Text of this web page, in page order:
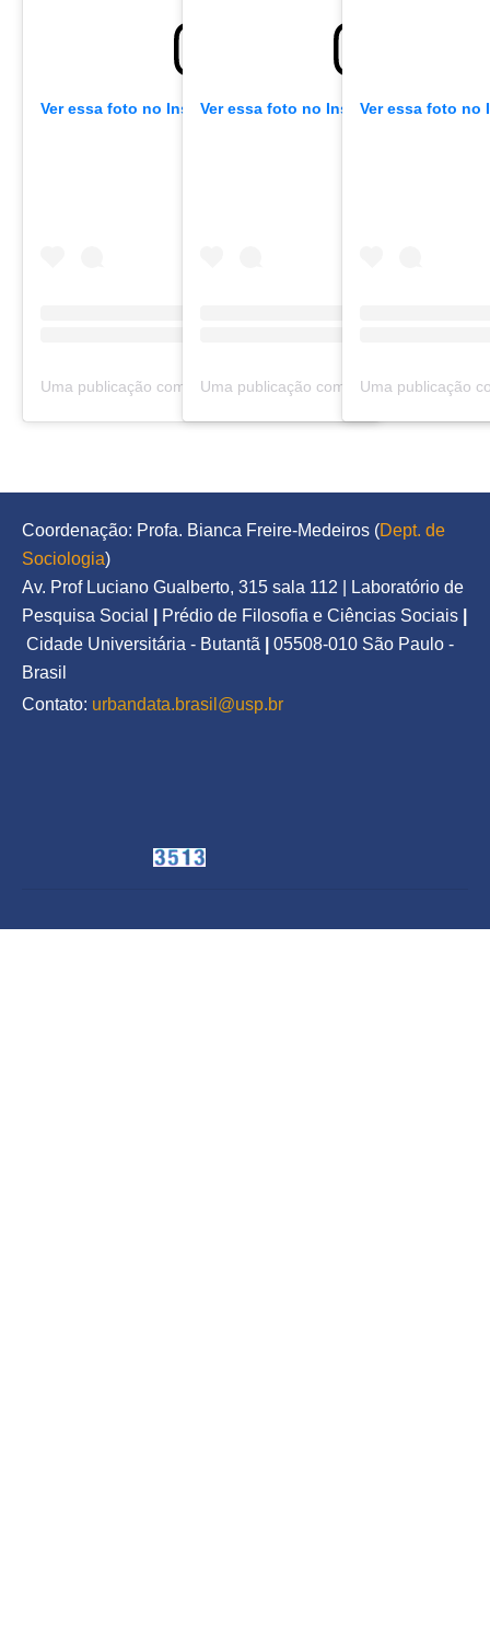
Ver essa foto no Instagram
Uma publicação compartilhada por Urbanidades (@urbanidadespodcast)
Ver essa foto no InstagramVer essa foto no
Coordenação: Profa. Bianca Freire-Medeiros (Dept. de
Sociologia)
Av. Prof Luciano Gualberto, 315 sala 112 | Laboratório de
Pesquisa Social
Prédio de Filosofia e Ciências Sociais
Cidade Universitária - Butantã
05508-010 São Paulo -
Brasil
Contato: urbandata.brasil@usp.br